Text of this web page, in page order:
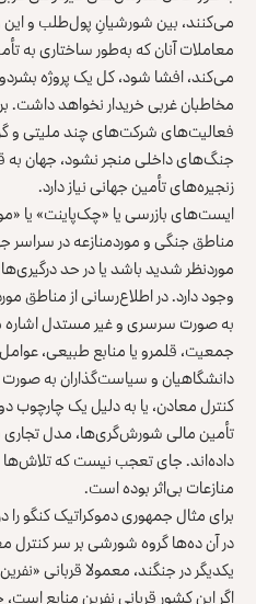
می‌کنند، بین شورشیانِ پول‌طلب و این
معاملات آنان که به‌طور ساختاری به
می‌کند، افشا شود، کل یک پروژه
مخاطبان غربی خریدار نخواهد داشت.
فعالیت‌های شرکت‌های چند ملیتی و
جنگ‌های داخلی منجر نشود، جهان به
زنجیره‌های تأمین جهانی نیاز دارد.
ایست‌های بازرسی‌ یا «چک‌پاینت‌» یا
مناطق جنگی و موردمنازعه در
موردنظر شدید باشد یا در حد
وجود دارد. در اطلاع‌رسانی از مناطق
به صورت سرسری و غیر مستدل اشاره
جمعیت، قلمرو یا منابع طبیعی،
دانشگاهیان و سیاست‌گذاران به صورت
کنترل معادن، یا به دلیل یک
تأمین مالی شورش‌گری‌ها‌، مدل
داده‌اند. جای تعجب نیست که تلاش‌ها
منازعات بی‌اثر بوده است.
برای مثال جمهوری دموکراتیک کنگو را
در آن ده‌ها گروه شورشی بر سر کنترل
یکدیگر در جنگند، معمولا قربانی
اگر این کشور قربانی نفرین منابع